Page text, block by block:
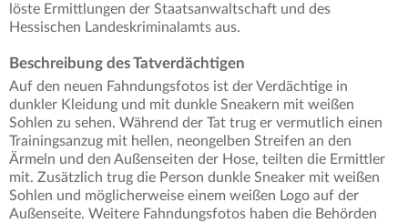
löste Ermittlungen der Staatsanwaltschaft und des
Hessischen Landeskriminalamts aus.
Beschreibung des Tatverdächtigen
Auf den neuen Fahndungsfotos ist der Verdächtige in
dunkler Kleidung und mit dunkle Sneakern mit weißen
Sohlen zu sehen. Während der Tat trug er vermutlich einen
Trainingsanzug mit hellen, neongelben Streifen an den
Ärmeln und den Außenseiten der Hose, teilten die Ermittler
mit. Zusätzlich trug die Person dunkle Sneaker mit weißen
Sohlen und möglicherweise einem weißen Logo auf der
Außenseite. Weitere Fahndungsfotos haben die Behörden